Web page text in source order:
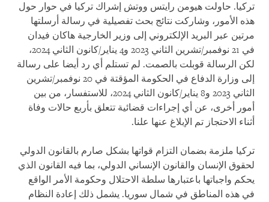
تركيا. حاولت هيومن رايتس ووتش إشراك تركيا في حوار حول
هذه الأمور، وشاركت نتائج بحث تفصيلية في رسالة أرسلتها
مرتين عبر البريد الإلكتروني إلى وزير الخارجية هاكان فيدان
في 21 نوفمبر/تشرين الثاني 2023 و4 يناير/كانون الثاني 2024،
لكن الرسالة قوبلت بالصمت. لم تستلم أي رد أيضا على رسالة
إلى وزارة الدفاع في الحكومة المؤقتة في 20 نوفمبر/تشرين
الثاني 2023 و8 يناير/كانون الثاني 2024، للاستفسار، من بين
أمور أخرى، عن أي إجراءات قضائية تتعلق بأربع حالات وفاة
أثناء الاحتجاز تم الإبلاغ عنها علنا.
تركيا ملزمة بضمان التزام قواتها بشكل صارم بالقانون الدولي
لحقوق الإنسان والقانون الإنساني الدولي، بما فيه القانون الذي
يحكم واجباتها باعتبارها سلطة الاحتلال وحكومة الأمر الواقع
في هذه المناطق في شمال سوريا. يشمل ذلك إعادة النظام